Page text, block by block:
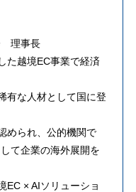
理事長
た越境EC事業で経済
有な人材として国に登
められ、公的機関で
て企業の海外展開を
EC × AIソリューショ